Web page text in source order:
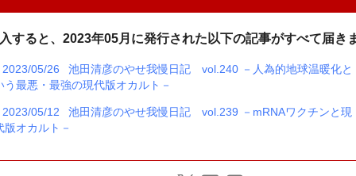
すると、2023年05月に発行された以下の記事がすべて届き
2023/05/26
池田清彦のやせ我慢日記 vol.240 －人為的地球温暖化と
う最悪・最強の現代版オカルト－
2023/05/12
池田清彦のやせ我慢日記 vol.239 －mRNAワクチンと現
版オカルト－